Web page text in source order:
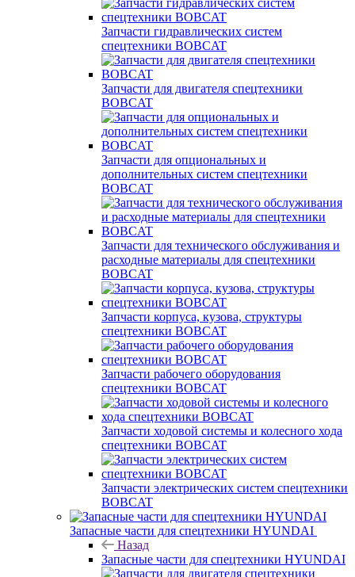
Запчасти гидравлических систем
спецтехники BOBCAT
Запчасти для двигателя спецтехники
BOBCAT
Запчасти для опциональных и
дополнительных систем спецтехники
BOBCAT
Запчасти для технического обслуживания и
расходные материалы для спецтехники
BOBCAT
Запчасти корпуса, кузова, структуры
спецтехники BOBCAT
Запчасти рабочего оборудования
спецтехники BOBCAT
Запчасти ходовой системы и колесного хода
спецтехники BOBCAT
Запчасти электрических систем спецтехники
BOBCAT
Запасные части для спецтехники HYUNDAI
Назад
Запасные части для спецтехники HYUNDAI